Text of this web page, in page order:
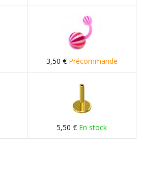
3,50 € Précommande
5,50 € En stock